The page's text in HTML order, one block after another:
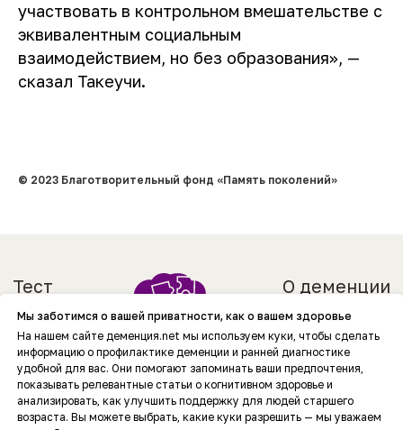
участвовать в контрольном вмешательстве с
эквивалентным социальным
взаимодействием, но без образования», —
сказал Такеучи.
© 2023 Благотворительный фонд «Память поколений»
Мы заботимся о вашей приватности, как о вашем здоровье
На нашем сайте деменция.net мы используем куки, чтобы сделать
информацию о профилактике деменции и ранней диагностике
удобной для вас. Они помогают запоминать ваши предпочтения,
показывать релевантные статьи о когнитивном здоровье и
анализировать, как улучшить поддержку для людей старшего
возраста. Вы можете выбрать, какие куки разрешить — мы уважаем